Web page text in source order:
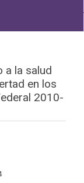
a la salud
en los
2010-